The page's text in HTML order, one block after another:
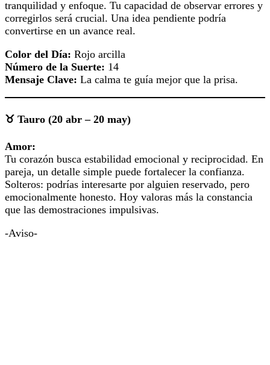
tranquilidad y enfoque. Tu capacidad de observar errores y
corregirlos será crucial. Una idea pendiente podría
convertirse en un avance real.
Color del Día: Rojo arcilla
Número de la Suerte: 14
Mensaje Clave: La calma te guía mejor que la prisa.
♉ Tauro (20 abr – 20 may)
Amor:
Tu corazón busca estabilidad emocional y reciprocidad. En
pareja, un detalle simple puede fortalecer la confianza.
Solteros: podrías interesarte por alguien reservado, pero
emocionalmente honesto. Hoy valoras más la constancia
que las demostraciones impulsivas.
-Aviso-